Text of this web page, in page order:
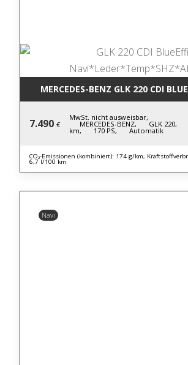
7.490 €
MwSt. nicht ausweisbar,
MERCEDES-BENZ, GLK 220,
km, 170 PS, Automatik
CO₂-Emissionen (kombiniert): 174 g/km,
6,7 l/100 km
Navi